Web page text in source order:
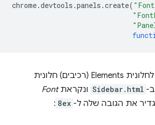
chrome.devtools .panels .create(
הקוד הבא מוסיף לחלונית Elements (רכיבים) חלונית
Sidebar.html ונקראתFont
את הגובה שלה ל- 8ex
: